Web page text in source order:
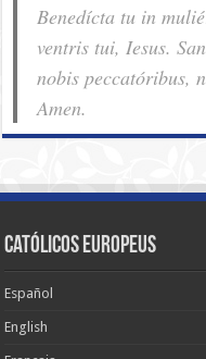
Benedícta tu in
ventris tui, Iesus.
nobis pec­ca­tóribus,
Amen.
Católicos Europeus
Español
English